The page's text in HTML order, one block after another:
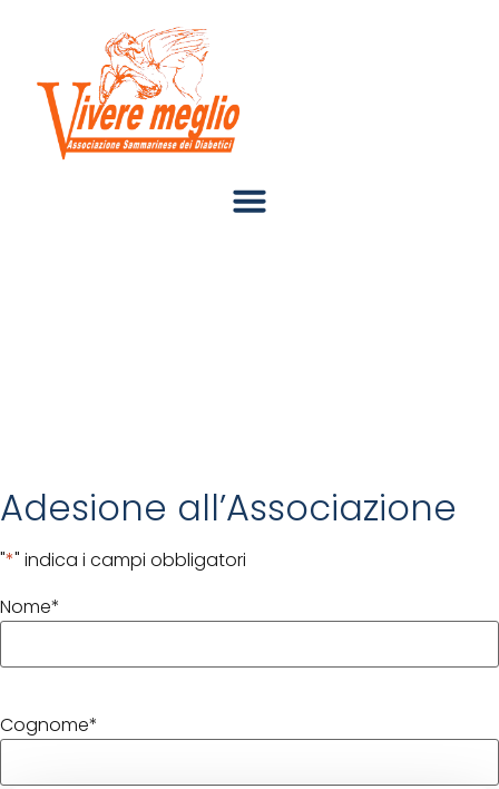
Adesione all’Associazione
"*" indica i campi obbligatori
Nome*
Cognome*